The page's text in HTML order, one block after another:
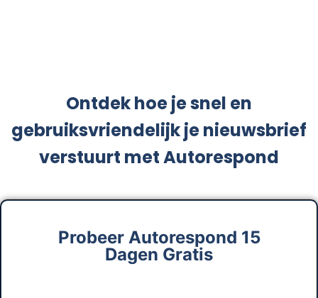
Ontdek hoe je snel en
gebruiksvriendelijk je nieuwsbrief
verstuurt met Autorespond
Probeer Autorespond 15
Dagen Gratis